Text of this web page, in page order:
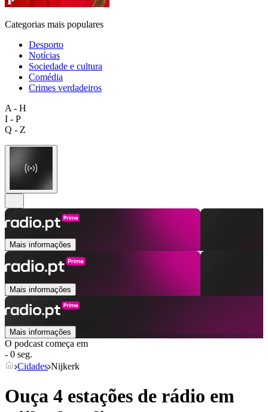
Categorias mais populares
Desporto
Notícias
Sociedade e cultura
Comédia
Crimes verdadeiros
A - H
I - P
Q - Z
Mais informações
Mais informações
Mais informações
O podcast começa em
- 0 seg.
Cidades Nijkerk
Ouça 4 estações de rádio em